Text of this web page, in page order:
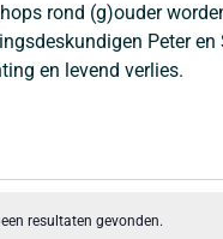
rond (g)ouder
Peter en
en levend verlies.
resultaten gevonden.